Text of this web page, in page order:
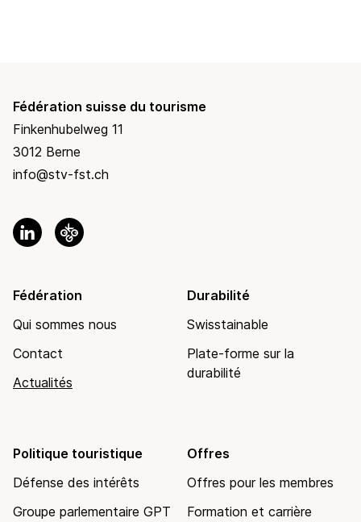
Fédération suisse du tourisme
Finkenhubelweg 11
3012 Berne
info@stv-fst.ch
Fédération
Qui sommes nous
Contact
Actualités
Durabilité
Swisstainable
Plate-forme sur la
durabilité
Politique touristique
Défense des intérêts
Groupe parlementaire GPT
Offres
Offres pour les membres
Formation et carrière